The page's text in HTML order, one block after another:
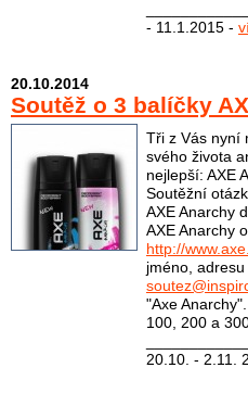
- 11.1.2015 -
20.10.2014
Soutěž o 3 balíčky
Tři z Vás nyní
svého života
nejlepší: AXE
Soutěžní
AXE Anarchy
AXE Anarchy
http://
jméno,
"Axe
100, 200 a
20.10. - 2.11.